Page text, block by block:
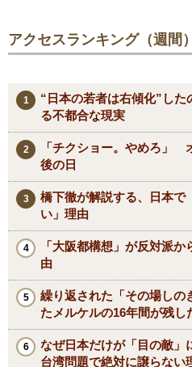
アクセスランキング（週間）
“日本の若者は右傾化”し
る不都合な現実
「チクショー。やめろ」
後の日
橋下徹が解説する、日本で
い」理由
「大阪都構想」が反対派
由
繰り返された「その場しの
たメルケルの16年間が残し
なぜ日本だけが「目の敵
台湾問題で絶対に譲らない